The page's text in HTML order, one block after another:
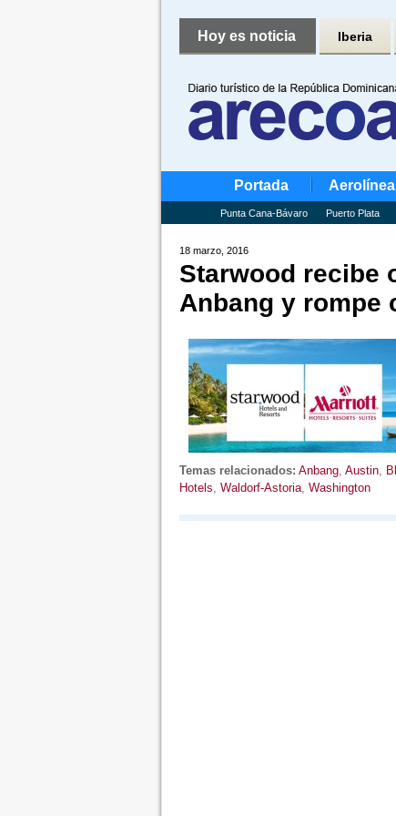
Hoy es noticia Iberia
Portada
Punta Cana-Bávaro Puerto Plata
18 marzo, 2016
Starwood recibe
Anbang y rompe
Temas relacionados: Anbang, Austin,
Hotels, Waldorf-Astoria, Washington